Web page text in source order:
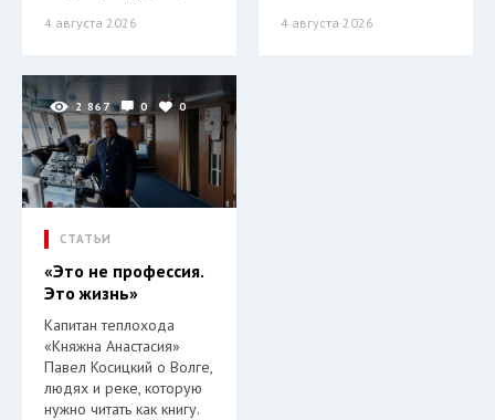
4 августа 2026 4 августа 2026
2 867 0 0
СТАТЬИ
«Это не профессия.
Это жизнь»
Капитан теплохода
«Княжна Анастасия»
Павел Косицкий о Волге,
людях и реке, которую
нужно читать как книгу.